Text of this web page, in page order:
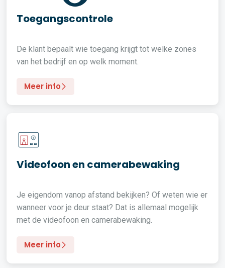
Toegangscontrole
De klant bepaalt wie toegang krijgt tot welke zones
van het bedrijf en op welk moment.
Meer info
Videofoon en camerabewaking
Je eigendom vanop afstand bekijken? Of weten wie er
wanneer voor je deur staat? Dat is allemaal mogelijk
met de videofoon en camerabewaking.
Meer info